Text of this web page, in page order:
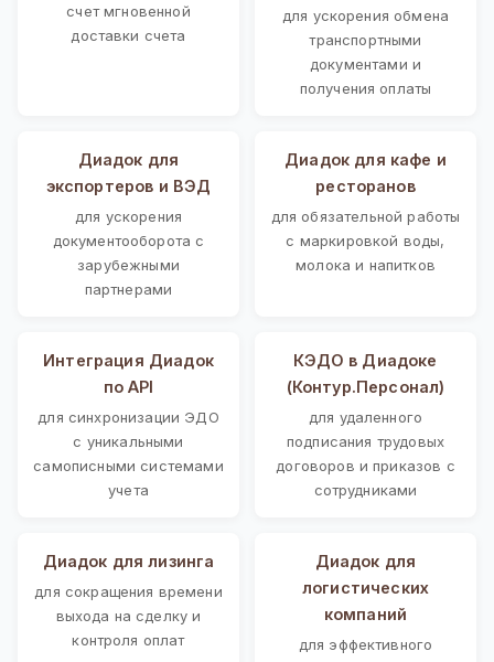
счет мгновенной
доставки счета
для ускорения обмена
транспортными
документами и
получения оплаты
Диадок для
экспортеров и ВЭД
для ускорения
документооборота с
зарубежными
партнерами
Диадок для кафе и
ресторанов
для обязательной работы
с маркировкой воды,
молока и напитков
Интеграция Диадок
по API
для синхронизации ЭДО
с уникальными
самописными системами
учета
КЭДО в Диадоке
(Контур.Персонал)
для удаленного
подписания трудовых
договоров и приказов с
сотрудниками
Диадок для лизинга
для сокращения времени
выхода на сделку и
контроля оплат
Диадок для
логистических
компаний
для эффективного